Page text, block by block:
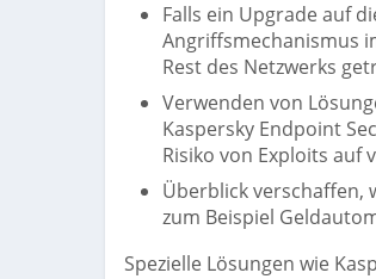
Falls ein Upgrade auf
Angriffsmechanismus
Rest des Netzwerks
Verwenden von
Kaspersky Endpoint
Risiko von Exploits auf
Überblick verschaffen,
zum Beispiel
Spezielle Lösungen wie